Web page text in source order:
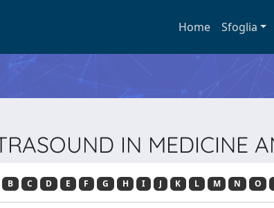
Home Sfoglia
IN MEDICINE
B C D E F G H I J K L M N O